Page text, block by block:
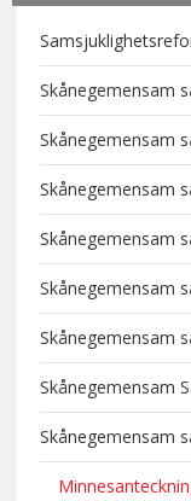
Skånegemensam
Skånegemensam
Skånegemensam
Skånegemensam
Skånegemensam
Skånegemensam
Skånegemensam
Skånegemensam